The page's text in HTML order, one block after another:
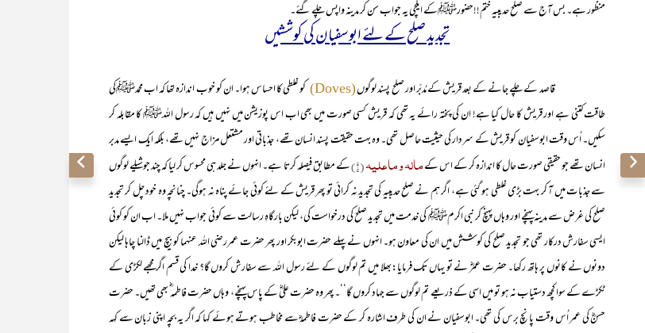
منظور ہے۔ بس آج سے صلح حدیبیہ ختم!!حضورﷺکے ایلچی یہ جواب سن کر مدینہ واپس چلے گئے۔
تجدید صلح کے لئے ابوسفیان کی کوششیں
قاصد کے چلے جانے کے بعد قریش کے مُدبّر اور صلح پسند لوگوں(Doves)
کو غلطی کا احساس ہوا۔ ان کو خوب اندازہ تھا کہ اب محمدﷺکی
طاقت کتنی ہے اور قریش کا حال کیا ہے! ان کی پختہ رائے یہ تھی کہ قریش کسی صورت میں بھی اب اس پوزیشن میں نہیں ہیں کہ رسول اللہﷺ کا مقابلہ کر
سکیں۔ اُس وقت ابوسفیان کو قریش کے سردار کی حیثیت حاصل تھی۔ وہ بہت حقیقت پسند انسان تھے، جذباتی اور مشتعل مزاج نہیں تھے، بلکہ ایک ایسے مدبر
انسان تھے جو حقیقی صورت حال کا اندازہ کر کے اس کےمالہ و ماعلیہ(۱) کے مطابق فیصلہ کرتا ہے۔ انہوں نے جلد ہی محسوس کر لیا کہ چند جوشیلے لوگوں
سے جذبات میں آ کر بہت بڑی غلطی ہو گئی ہے، اگر ہم نے صلح حدیبیہ کی تجدید نہ کرائی تو پھر قریش کے لئے کوئی جائے پناہ نہ ہوگی۔ چنانچہ وہ خود چل کر تجدید
صلح کی غرض سے مدینہ پہنچے اور وہاں پہنچ کر نبی اکرمﷺ کی خدمت میں تجدید صلح کی درخواست کی، لیکن بارگاہِ رسالت سے کوئی جواب نہیں ملا۔ اب ان کو کوئی
ایسی سفارش درکار تھی جو تجدید صلح کی کوشش میں ان کی معاون ہو۔ انہوں نے پہلے حضرت ابوبکر اور پھر حضرت عمررضی اللہ عنہما کو بیچ میں ڈالنا چاہا لیکن
دونوں نے کانوں پر ہاتھ رکھا۔ حضرت عمرؓ نے تو یہاں تک فرمایا:بھلا میں تم لوگوں کے لئے رسول اللہ سے سفارش کروں گا؟ خدا کی قسم اگر مجھے لکڑی کے
ٹکڑے کے سوا کچھ دستیاب نہ ہو تو میں اسی کے ذریعے تم لوگوں سے جہاد کروں گا‘‘۔ پھر وہ حضرت علیؓ کے پاس پہنچے، وہاں حضرت فاطمہ ؓ بھی تھیں۔ حضرت
حسنؓ کی عمر اُس وقت پانچ برس کی تھی۔ ابوسفیان نے ان کی طرف اشارہ کر کے حضرت فاطمہؓ سے مخاطب ہوتے ہوئے کہا کہ اگر یہ بچہ اپنی زبان سے کہہ